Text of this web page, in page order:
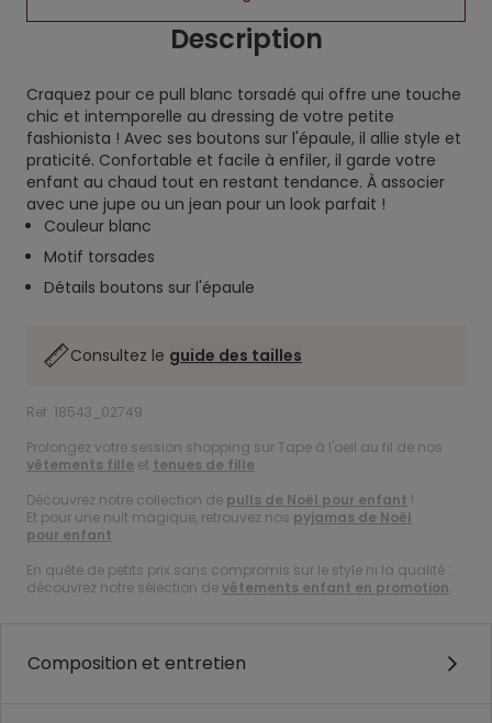
Description
Craquez pour ce pull blanc torsadé qui offre une touche
chic et intemporelle au dressing de votre petite
fashionista ! Avec ses boutons sur l'épaule, il allie style et
praticité. Confortable et facile à enfiler, il garde votre
enfant au chaud tout en restant tendance. À associer
avec une jupe ou un jean pour un look parfait !
Couleur blanc
Motif torsades
Détails boutons sur l'épaule
Consultez le guide des tailles
Ref. 18543_02749
Prolongez votre session shopping sur Tape à l'oeil au fil de nos
vêtements fille et tenues de fille.
Découvrez notre collection de pulls de Noël pour enfant !
Et pour une nuit magique, retrouvez nos pyjamas de Noël
pour enfant.
En quête de petits prix sans compromis sur le style ni la qualité :
découvrez notre sélection devêtements enfant en promotion.
Composition et entretien